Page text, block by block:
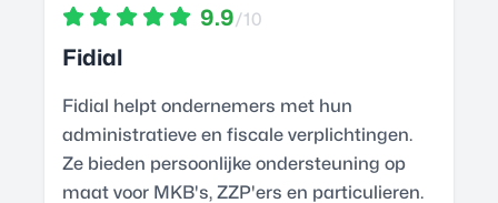
9.9/10
Fidial
Fidial helpt ondernemers met hun
administratieve en fiscale verplichtingen.
Ze bieden persoonlijke ondersteuning op
maat voor MKB's, ZZP'ers en particulieren.